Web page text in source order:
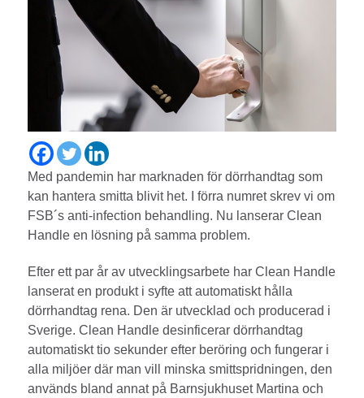
Med pandemin har marknaden för dörrhandtag som
kan hantera smitta blivit het. I förra numret skrev vi om
FSB´s anti-infection behandling. Nu lanserar Clean
Handle en lösning på samma problem.
Efter ett par år av utvecklingsarbete har Clean Handle
lanserat en produkt i syfte att automatiskt hålla
dörrhandtag rena. Den är utvecklad och producerad i
Sverige. Clean Handle desinficerar dörrhandtag
automatiskt tio sekunder efter beröring och fungerar i
alla miljöer där man vill minska smittspridningen, den
används bland annat på Barnsjukhuset Martina och